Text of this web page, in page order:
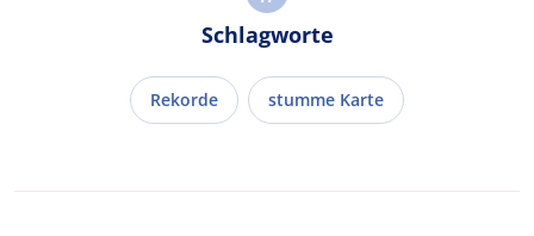
Schlagworte
Rekorde stumme Karte